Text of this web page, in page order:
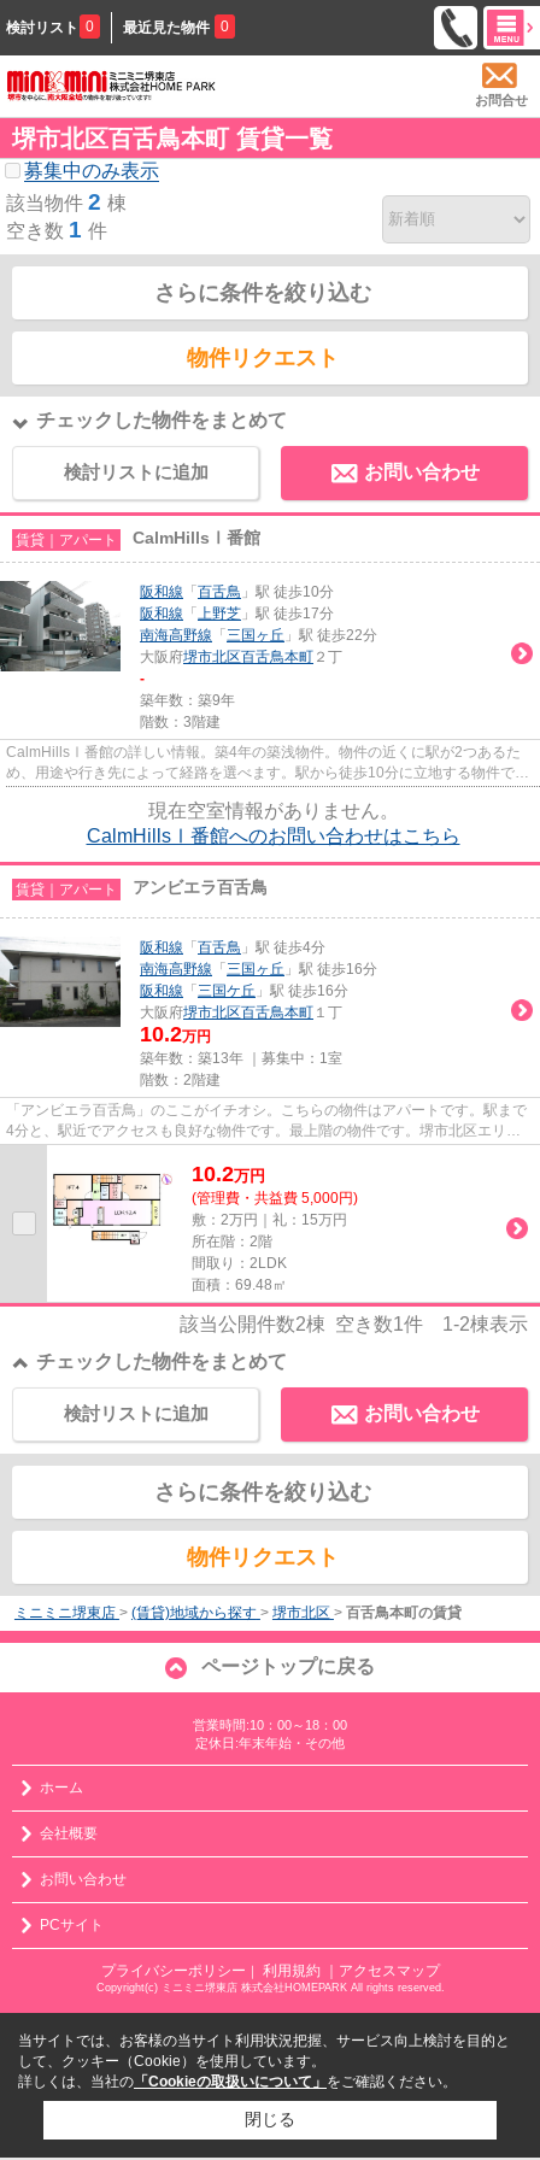
検討リスト 0 最近見た物件 0
お問合せ
堺市北区百舌鳥本町 賃貸一覧
募集中のみ表示
該当物件 2 棟
空き数 1 件
さらに条件を絞り込む
物件リクエスト
チェックした物件をまとめて
検討リストに追加 お問い合わせ
賃貸｜アパート CalmHillsⅠ番館
阪和線 「 百舌鳥 」駅 徒歩10分
阪和線 「 上野芝 」駅 徒歩17分
南海高野線 「 三国ヶ丘 」駅 徒歩22分
大阪府堺市北区百舌鳥本町 ２丁
-
築年数：築9年
階数：3階建
CalmHillsⅠ番館の詳しい情報。築4年の築浅物件。物件の近くに駅が2つあるた
め、用途や行き先によって経路を選べます。駅から徒歩10分に立地する物件で
現在空室情報がありません。
CalmHillsⅠ番館へのお問い合わせはこちら
賃貸｜アパート アンビエラ百舌鳥
阪和線 「 百舌鳥 」駅 徒歩4分
南海高野線 「 三国ヶ丘 」駅 徒歩16分
阪和線 「 三国ケ丘 」駅 徒歩16分
大阪府堺市北区百舌鳥本町 １丁
10.2万円
築年数：築13年 ｜募集中： 1室
階数：2階建
「アンビエラ百舌鳥」のここがイチオシ。こちらの物件はアパートです。駅まで
4分と、駅近でアクセスも良好な物件です。最上階の物件です。堺市北区エリア
10.2万円
(管理費・共益費 5,000円)
敷：2万円｜礼：15万円
所在階：2階
間取り：2LDK
面積：69.48㎡
該当公開件数2棟 空き数1件 1-2棟表示
チェックした物件をまとめて
お問い合わせ
検討リストに追加
さらに条件を絞り込む
物件リクエスト
ミニミニ堺東店 > (賃貸)地域から探す > 堺市北区 > 百舌鳥本町の賃貸
ページトップに戻る
営業時間:10：00～18：00
定休日:年末年始・その他
ホーム
会社概要
お問い合わせ
PCサイト
プライバシーポリシー ｜ 利用規約 ｜アクセスマップ
Copyright(c) ミニミニ堺東店 株式会社HOMEPARK All rights reserved.
当サイトでは、お客様の当サイト利用状況把握、サービス向上検討を目的と
して、クッキー（Cookie）を使用しています。
詳しくは、当社の 「Cookieの取扱いについて」 をご確認ください。
閉じる